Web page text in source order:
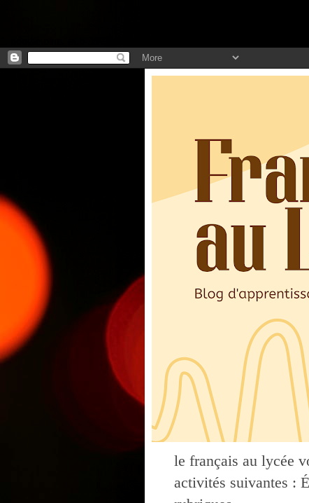
le français au lycée
activités suivantes :